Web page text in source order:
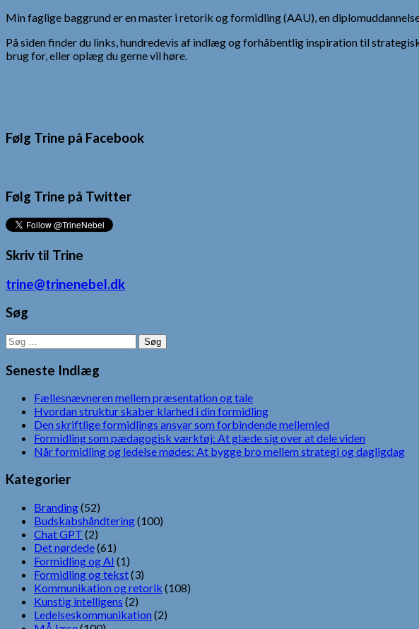
Min faglige baggrund er en master i retorik og formidling (AAU), en
På siden finder du links, hundredevis af indlæg og forhåbentlig inspiration til
brug for, eller oplæg du gerne vil høre.
Følg Trine på Facebook
Følg Trine på Twitter
Skriv til Trine
trine@trinenebel.dk
Søg
Søg
efter:
Seneste Indlæg
Fællesnævneren mellem præsentation og tale
Hvordan struktur skaber klarhed i din formidling
Den skriftlige formidlings ansvar som forbindende mellemled
Formidling som pædagogisk værktøj: At glæde sig over at dele viden
Når formidling og ledelse mødes: At bygge bro mellem strategi og dagligdag
Kategorier
Branding(52)
Budskabshåndtering(100)
Chat GPT (2)
Det nørdede(61)
Formidling og AI (1)
Formidling og tekst(3)
Kommunikation og retorik (108)
Kunstig intelligens (2)
Ledelseskommunikation (2)